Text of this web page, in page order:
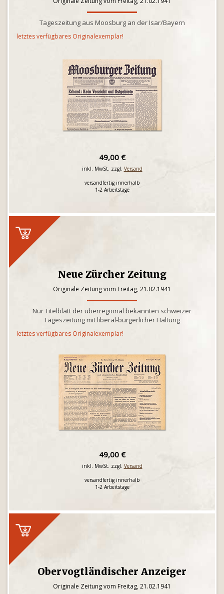
Tageszeitung aus Moosburg an der Isar/Bayern
letztes verfügbares Originalexemplar!
49,00 €
inkl. MwSt. zzgl. Versand
versandfertig innerhalb
1-2 Arbeitstage
Neue Zürcher Zeitung
Originale Zeitung vom Freitag, 21.02.1941
Nur Titelblatt der überregional bekannten schweizer
Tageszeitung mit liberal-bürgerlicher Haltung
letztes verfügbares Originalexemplar!
49,00 €
inkl. MwSt. zzgl. Versand
versandfertig innerhalb
1-2 Arbeitstage
Obervogtländischer Anzeiger
Originale Zeitung vom Freitag, 21.02.1941